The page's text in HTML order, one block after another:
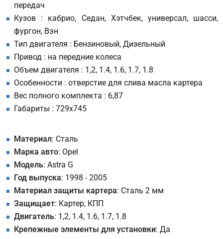
передач
Кузов : кабрио, Седан, Хэтчбек, универсал, шасси,
фургон, Вэн
Тип двигателя : Бензиновый, Дизельный
Привод : на передние колеса
Объем двигателя : 1,2, 1.4, 1.6, 1.7, 1.8
Особенности : отверстие для слива масла картера
Вес полного комплекта : 6,87
Габариты : 729х745
Материал: Сталь
Марка авто: Opel
Модель: Astra G
Год выпуска: 1998 - 2005
Материал защиты картера: Сталь 2 мм
Защищает: Картер, КПП
Двигатель: 1,2, 1.4, 1.6, 1.7, 1.8
Крепежные элементы для установки: Да